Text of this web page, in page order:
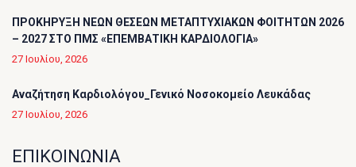
ΠΡΟΚΗΡΥΞΗ ΝΕΩΝ ΘΕΣΕΩΝ ΜΕΤΑΠΤΥΧΙΑΚΩΝ ΦΟΙΤΗΤΩΝ 2026
– 2027 ΣΤΟ ΠΜΣ «ΕΠΕΜΒΑΤΙΚΗ ΚΑΡΔΙΟΛΟΓΙΑ»
27 Ιουλίου, 2026
Αναζήτηση Καρδιολόγου_Γενικό Νοσοκομείο Λευκάδας
27 Ιουλίου, 2026
ΕΠΙΚΟΙΝΩΝΙΑ